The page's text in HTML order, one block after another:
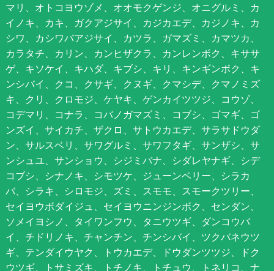
マリ、オトコヨウゾメ、オオモクゲンジ、オニグルミ、カ
イノキ、カキ、ガクアジサイ、カジカエデ、カジノキ、カ
シワ、カシワバアジサイ、カツラ、ガマズミ、カマツカ、
カラタチ、カリン、カンヒザクラ、カンレンボク、キササ
ゲ、キソケイ、キハダ、キブシ、キリ、キンギンボク、キ
ンシバイ、クコ、クサギ、クヌギ、クマシデ、クマノミズ
キ、クリ、クロモジ、ケヤキ、ゲンカイツツジ、コウゾ、
コデマリ、コナラ、コバノガマズミ、コブシ、ゴマギ、ゴ
ンズイ、サイカチ、ザクロ、サトウカエデ、サラサドウダ
ン、サルスベリ、サワグルミ、サワフタギ、サンザシ、サ
ンシュユ、サンショウ、シジミバナ、シダレヤナギ、シデ
コブシ、シナノキ、シモツケ、ジューンベリー、シラカ
バ、シラキ、シロモジ、ズミ、スモモ、スモークツリー、
セイヨウボダイジュ、セイヨウニンジンボク、センダン、
ソメイヨシノ、タイワンフウ、タニウツギ、ダンコウバ
イ、チドリノキ、チャンチン、チンシバイ、ツクバネウツ
ギ、テンダイウヤク、トウカエデ、ドウダンツツジ、ドク
ウツギ、トサミズキ、トチノキ、トチュウ、トネリコ、ナ